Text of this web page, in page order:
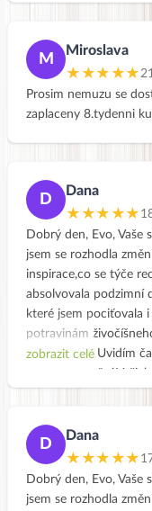
Presne takéto
skombinovať
a zimný detox v
máte k dispozícii aj
M
Miroslava
★★★★★
Prosim nemuzu se
zaplaceny 8.tydenni
D
Dana
★★★★★
Dobrý den, Evo, Vaše
jsem se rozhodla
inspirace,co se týče
absolvovala podzimní
které jsem pociťovala
potravinám
cítím skvěle. Uvidím
děkuji za to, co děláte.
zobrazit celé
D
Dana
★★★★★
Dobrý den, Evo, Vaše
jsem se rozhodla